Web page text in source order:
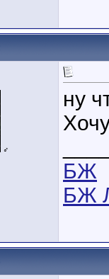
♂
ну
БЖ
БЖ